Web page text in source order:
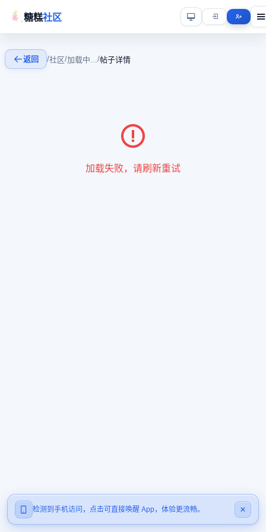
糖糕社区
检测到手机访问，点击可直接唤醒 App，体验更流畅。
返回 /社区/加载中.../帖子详情
加载失败，请刷新重试